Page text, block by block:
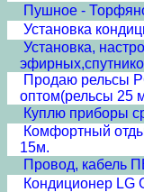
Пушное -
Установка
Установка,
Продаю рельсы
оптом(рельсы 25
Куплю приборы
Комфортный
15м.
Провод, кабель
Кондиционер LG